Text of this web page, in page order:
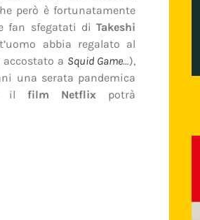
però è fortunatamente
fan sfegatati diTakeshi
abbia regalato al
a Squid Game…),
una serata pandemica
il film Netflix potrà